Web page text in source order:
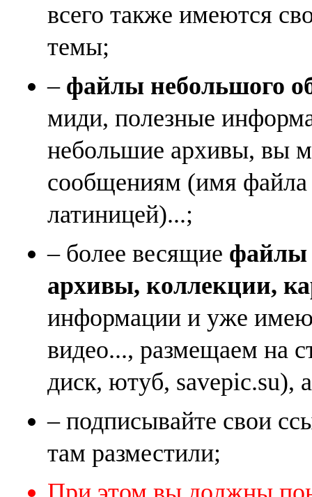
всего также имеются
темы;
– файлы небольшого
миди, полезные
небольшие архивы, вы
сообщениям (имя
латиницей)...;
– более весящие файлы
архивы, коллекции,
информации и уже
видео..., размещаем на
диск, ютуб, savepic.su),
– подписывайте свои
там разместили;